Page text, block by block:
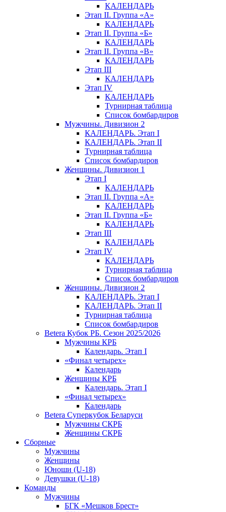
КАЛЕНДАРЬ
Этап II. Группа «А»
КАЛЕНДАРЬ
Этап II. Группа «Б»
КАЛЕНДАРЬ
Этап II. Группа «В»
КАЛЕНДАРЬ
Этап III
КАЛЕНДАРЬ
Этап IV
КАЛЕНДАРЬ
Турнирная таблица
Список бомбардиров
Мужчины. Дивизион 2
КАЛЕНДАРЬ. Этап I
КАЛЕНДАРЬ. Этап II
Турнирная таблица
Список бомбардиров
Женщины. Дивизион 1
Этап I
КАЛЕНДАРЬ
Этап II. Группа «А»
КАЛЕНДАРЬ
Этап II. Группа «Б»
КАЛЕНДАРЬ
Этап III
КАЛЕНДАРЬ
Этап IV
КАЛЕНДАРЬ
Турнирная таблица
Список бомбардиров
Женщины. Дивизион 2
КАЛЕНДАРЬ. Этап I
КАЛЕНДАРЬ. Этап II
Турнирная таблица
Список бомбардиров
Betera Кубок РБ. Сезон 2025/2026
Мужчины КРБ
Календарь. Этап I
«Финал четырех»
Календарь
Женщины КРБ
Календарь. Этап I
«Финал четырех»
Календарь
Betera Суперкубок Беларуси
Мужчины СКРБ
Женщины СКРБ
Сборные
Мужчины
Женщины
Юноши (U-18)
Девушки (U-18)
Команды
Мужчины
БГК «Мешков Брест»